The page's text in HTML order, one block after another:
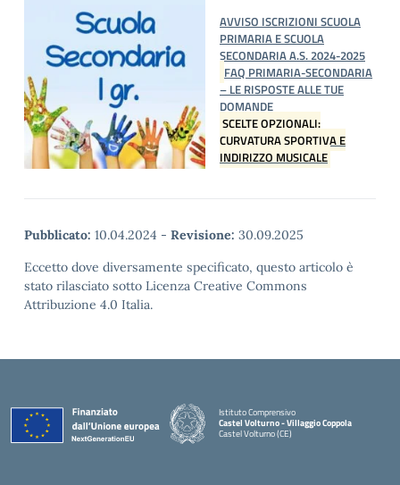
AVVISO ISCRIZIONI SCUOLA
PRIMARIA E SCUOLA
SECONDARIA A.S. 2024-2025
FAQ PRIMARIA-SECONDARIA
– LE RISPOSTE ALLE TUE
DOMANDE
SCELTE OPZIONALI:
CURVATURA SPORTIVA E
INDIRIZZO MUSICALE
Pubblicato: 10.04.2024 - Revisione: 30.09.2025
Eccetto dove diversamente specificato, questo articolo è
stato rilasciato sotto Licenza Creative Commons
Attribuzione 4.0 Italia.
Istituto Comprensivo
Castel Volturno - Villaggio Coppola
Castel Volturno (CE)